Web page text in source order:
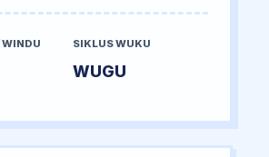
WINDU SIKLUS WUKU
WUGU